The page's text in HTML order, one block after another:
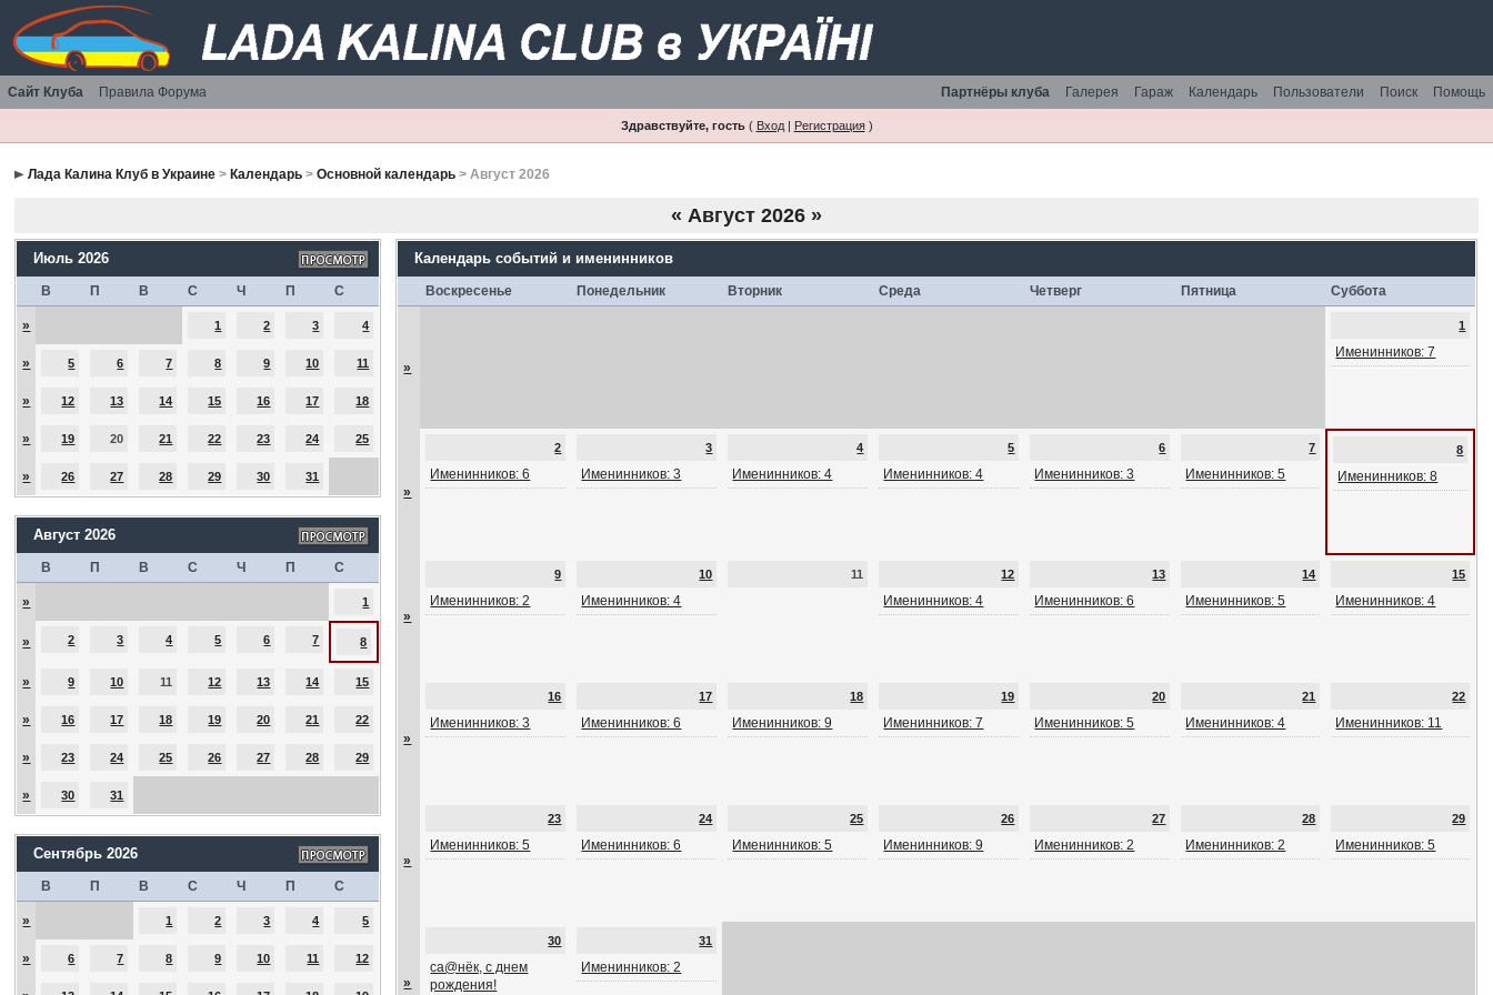
Сайт Клуба Правила Форума Помощь
Поиск
Пользователи
Календарь
Гараж
Галерея
Партнёры клуба
Здравствуйте, гость( Вход| Регистрация)
Лада Калина Клуб в Украине > Календарь >Основной календарь > Август 2026
« Август 2026 »
Июль 2026
В П В С Ч П С
» 1 2 3 4
» 5 6 7 8 9 10 11
» 12 13 14 15 16 17 18
» 19 20 21 22 23 24 25
» 26 27 28 29 30 31
Август 2026
В П В С Ч П С
» 1
» 2 3 4 5 6 7 8
» 9 10 11 12 13 14 15
» 16 17 18 19 20 21 22
» 23 24 25 26 27 28 29
» 30 31
Сентябрь 2026
В П В С Ч П С
» 1 2 3 4 5
» 6 7 8 9 10 11 12
Календарь событий и именинников
Воскресенье Понедельник Вторник Среда Четверг Пятница Суббота
»
1
Именинников: 7
»
2
Именинников: 6
3
Именинников: 3
4
Именинников: 4
5
Именинников: 4
6
Именинников: 3
7
Именинников: 5
8
Именинников: 8
»
9
Именинников: 2
10
Именинников: 4
11 12
Именинников: 4
13
Именинников: 6
14
Именинников: 5
15
Именинников: 4
»
16
Именинников: 3
17
Именинников: 6
18
Именинников: 9
19
Именинников: 7
20
Именинников: 5
21
Именинников: 4
22
Именинников: 11
»
23
Именинников: 5
24
Именинников: 6
25
Именинников: 5
26
Именинников: 9
27
Именинников: 2
28
Именинников: 2
29
Именинников: 5
»
30
са@нёк, с днем
рождения!
31
Именинников: 2